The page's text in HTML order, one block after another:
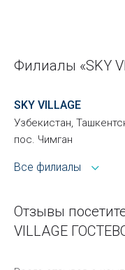
Филиалы «SKY
SKY VILLAGE
Узбекистан,
пос. Чимган
Все филиалы
Отзывы
VILLAGE